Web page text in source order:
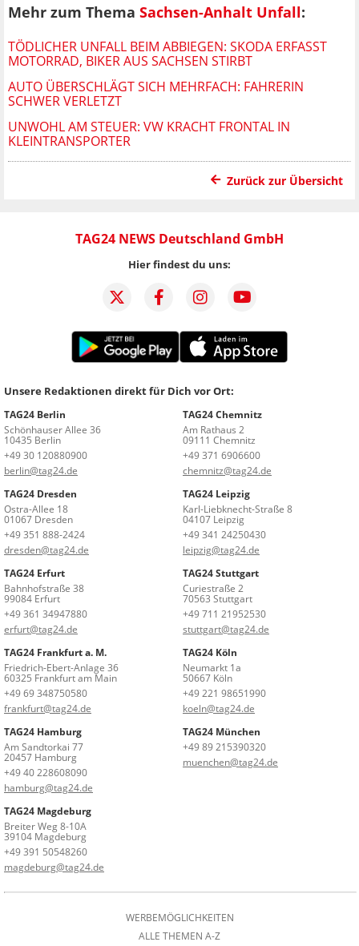
Mehr zum Thema Sachsen-Anhalt Unfall:
TÖDLICHER UNFALL BEIM ABBIEGEN: SKODA ERFASST
MOTORRAD, BIKER AUS SACHSEN STIRBT
AUTO ÜBERSCHLÄGT SICH MEHRFACH: FAHRERIN
SCHWER VERLETZT
UNWOHL AM STEUER: VW KRACHT FRONTAL IN
KLEINTRANSPORTER
Zurück zur Übersicht
TAG24 NEWS Deutschland GmbH
Hier findest du uns:
Unsere Redaktionen direkt für Dich vor Ort:
TAG24 Berlin
Schönhauser Allee 36
10435 Berlin
+49 30 120880900
berlin@tag24.de
TAG24 Chemnitz
Am Rathaus 2
09111 Chemnitz
+49 371 6906600
chemnitz@tag24.de
TAG24 Dresden
Ostra-Allee 18
01067 Dresden
+49 351 888-2424
dresden@tag24.de
TAG24 Leipzig
Karl-Liebknecht-Straße 8
04107 Leipzig
+49 341 24250430
leipzig@tag24.de
TAG24 Erfurt
Bahnhofstraße 38
99084 Erfurt
+49 361 34947880
erfurt@tag24.de
TAG24 Stuttgart
Curiestraße 2
70563 Stuttgart
+49 711 21952530
stuttgart@tag24.de
TAG24 Frankfurt a. M.
Friedrich-Ebert-Anlage 36
60325 Frankfurt am Main
+49 69 348750580
frankfurt@tag24.de
TAG24 Köln
Neumarkt 1a
50667 Köln
+49 221 98651990
koeln@tag24.de
TAG24 Hamburg
Am Sandtorkai 77
20457 Hamburg
+49 40 228608090
hamburg@tag24.de
TAG24 München
+49 89 215390320
muenchen@tag24.de
TAG24 Magdeburg
Breiter Weg 8-10A
39104 Magdeburg
+49 391 50548260
magdeburg@tag24.de
WERBEMÖGLICHKEITEN
ALLE THEMEN A-Z